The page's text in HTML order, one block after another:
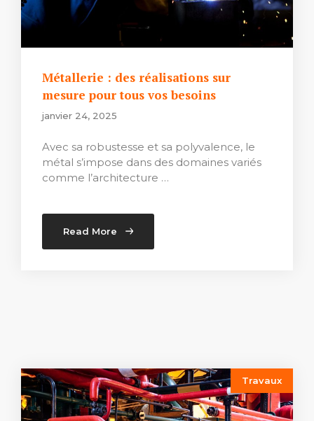
Métallerie : des réalisations sur
mesure pour tous vos besoins
janvier 24, 2025
Avec sa robustesse et sa polyvalence, le
métal s’impose dans des domaines variés
comme l’architecture …
Read More
Travaux